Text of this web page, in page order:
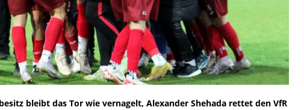
bleibt das Tor wie vernagelt, Alexander Shehada rettet den VfR